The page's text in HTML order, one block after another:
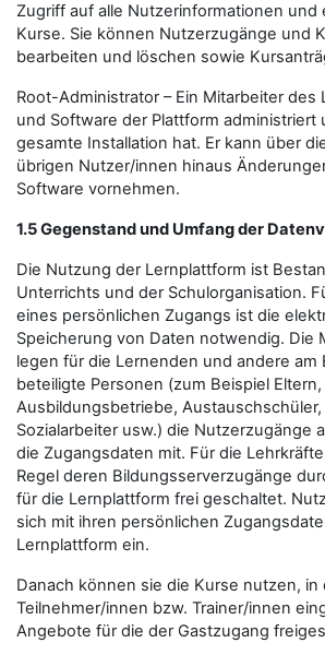
Zugriff auf alle Nutzerinformationen und
Kurse. Sie können Nutzerzugänge und
bearbeiten und löschen sowie
Root-Administrator – Ein Mitarbeiter des
und Software der Plattform administriert
gesamte Installation hat. Er kann über
übrigen Nutzer/innen hinaus
Software vornehmen.
1.5 Gegenstand und Umfang der
Die Nutzung der Lernplattform ist
Unterrichts und der Schulorganisation.
eines persönlichen Zugangs ist die
Speicherung von Daten notwendig. Die
legen für die Lernenden und andere am
beteiligte Personen (zum Beispiel Eltern,
Ausbildungsbetriebe, Austauschschüler,
Sozialarbeiter usw.) die Nutzerzugänge
die Zugangsdaten mit. Für die
Regel deren Bildungsserverzugänge
für die Lernplattform frei geschaltet.
sich mit ihren persönlichen
Lernplattform ein.
Danach können sie die Kurse nutzen, in
Teilnehmer/innen bzw. Trainer/innen
Angebote für die der Gastzugang